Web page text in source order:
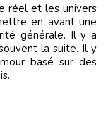
réel et les univers
en avant une
générale. Il y a
la suite. Il y
basé sur des